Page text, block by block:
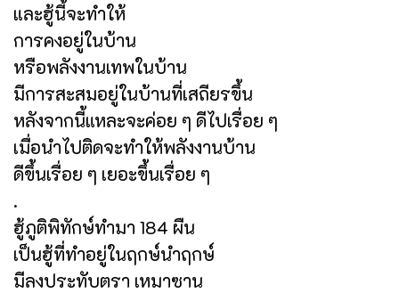
และฮู้นี้จะทำให้
การคงอยู่ในบ้าน
หรือพลังงานเทพในบ้าน
มีการสะสมอยู่ในบ้านที่เสถียรขึ้น
หลังจากนี้แหละจะค่อย ๆ ดีไปเรื่อย ๆ
เมื่อนำไปติดจะทำให้พลังงานบ้าน
ดีขึ้นเรื่อย ๆ เยอะขึ้นเรื่อย ๆ
.
ฮู้ภูติพิทักษ์ทำมา 184 ผืน
เป็นฮู้ที่ทำอยู่ในฤกษ์นำฤกษ์
มีลงประทับตรา เหมาซาน